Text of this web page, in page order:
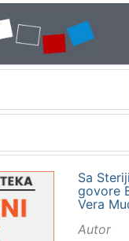
Sa
govore
Vera
Autor